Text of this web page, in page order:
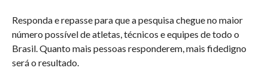
Responda e repasse para que a pesquisa chegue no maior
número possível de atletas, técnicos e equipes de todo o
Brasil. Quanto mais pessoas responderem, mais fidedigno
será o resultado.